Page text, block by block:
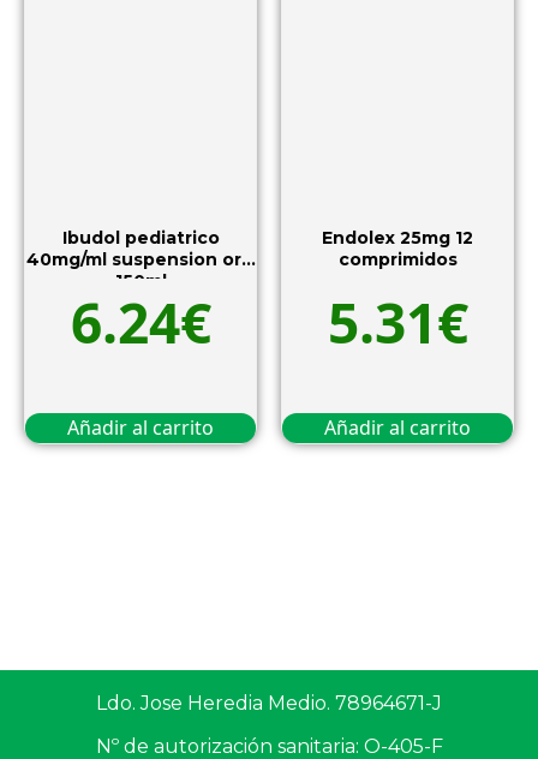
Ibudol pediatrico
40mg/ml suspension oral
150ml
6.24€
Añadir al carrito
Endolex 25mg 12
comprimidos
5.31€
Añadir al carrito
Ldo. Jose Heredia Medio. 78964671-J
Nº de autorización sanitaria: O-405-F